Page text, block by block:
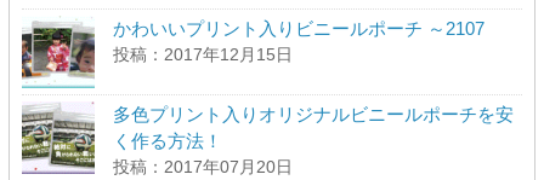
かわいいプリント入りビニールポーチ ～2107
投稿：2017年12月15日
多色プリント入りオリジナルビニールポーチを安
く作る方法！
投稿：2017年07月20日